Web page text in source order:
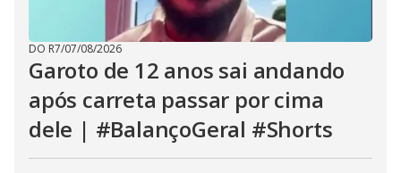
DO R7/07/08/2026
Garoto de 12 anos sai andando
após carreta passar por cima
dele | #BalançoGeral #Shorts